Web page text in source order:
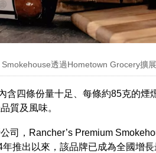
Smokehouse透過Hometown Grocery擴
含四條份量十足、每條約85克的煙
質及風味。
司，Rancher’s Premium
推出以來，該品牌已成為全國增